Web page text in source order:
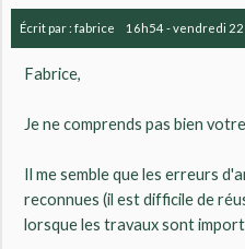
Écrit par :fabrice 16h54-vendredi 22
Fabrice,
Je ne comprends pas bien
Il me semble que les erreurs
reconnues (il est difficile de
lorsque les travaux sont